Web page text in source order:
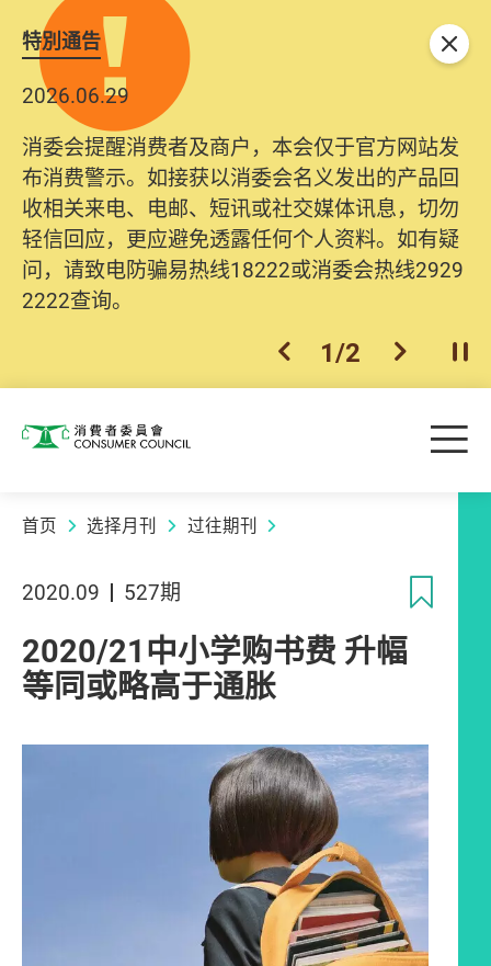
特別通告
2026.06.29
消委会提醒消费者及商户，本会仅于官方网站发
布消费警示。如接获以消委会名义发出的产品回
收相关来电、电邮、短讯或社交媒体讯息，切勿
轻信回应，更应避免透露任何个人资料。如有疑
问，请致电防骗易热线18222或消委会热线2929
2222查询。
上一个
1/2 下一个开
关闭
消费者委员会 目
首页 选择月刊 过往期刊
2020.09 527期
2020/21中小学购书费 升幅
等同或略高于通胀